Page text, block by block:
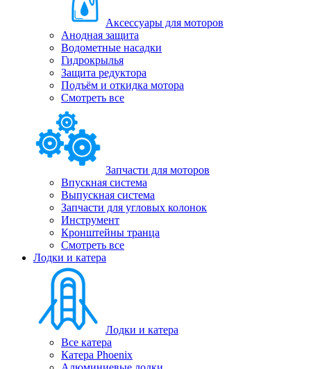
Аксессуары для моторов
Анодная защита
Водометные насадки
Гидрокрылья
Защита редуктора
Подъём и откидка мотора
Смотреть все
Запчасти для моторов
Впускная система
Выпускная система
Запчасти для угловых колонок
Инструмент
Кронштейны транца
Смотреть все
Лодки и катера
Лодки и катера
Все катера
Катера Phoenix